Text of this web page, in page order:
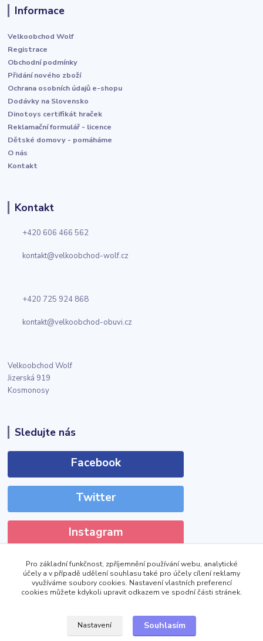
Informace
Velkoobchod Wolf
Registrace
Obchodní podmínky
Přidání nového zboží
Ochrana osobních údajů e-shopu
Dodávky na Slovensko
Dinotoys certifikát hraček
Reklamační formulář - licence
Dětské domovy - pomáháme
O nás
Kontakt
Kontakt
+420 606 466 562
kontakt@velkoobchod-wolf.cz
+420 725 924 868
kontakt@velkoobchod-obuvi.cz
Velkoobchod Wolf
Jizerská 919
Kosmonosy
Sledujte nás
Facebook
Twitter
Instagram
Zobrazit výdejní místa
Pro základní funkčnost, zpříjemnění používání webu, analytické
účely a v případě udělení souhlasu také pro účely cílení reklamy
využíváme soubory cookies. Nastavení vlastních preferencí
cookies můžete kdykoli upravit odkazem ve spodní části stránek.
Nastavení Souhlasím